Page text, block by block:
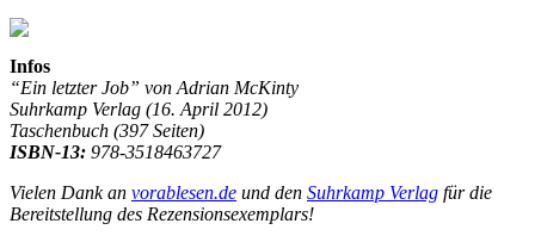
Infos
“Ein letzter Job” von Adrian McKinty
Suhrkamp Verlag (16. April 2012)
Taschenbuch (397 Seiten)
ISBN-13: 978-3518463727
Vielen Dank an vorablesen.de und den Suhrkamp Verlag für die
Bereitstellung des Rezensionsexemplars!